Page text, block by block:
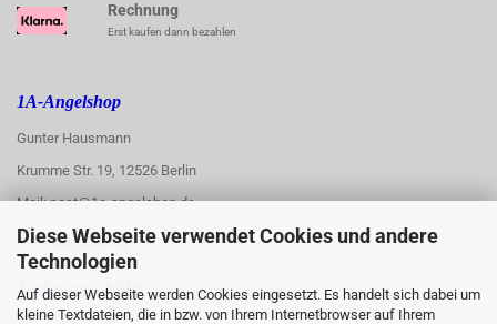
Diese Webseite verwendet Cookies und andere
Technologien
Auf dieser Webseite werden Cookies eingesetzt. Es handelt sich dabei um
kleine Textdateien, die in bzw. von Ihrem Internetbrowser auf Ihrem
Rechnung
Erst kaufen dann bezahlen
1A-Angelshop
Gunter Hausmann
Krumme Str. 19, 12526 Berlin
Mail: post@1a-angelshop.de
1A-Angelshop-
Ladengeschäft::